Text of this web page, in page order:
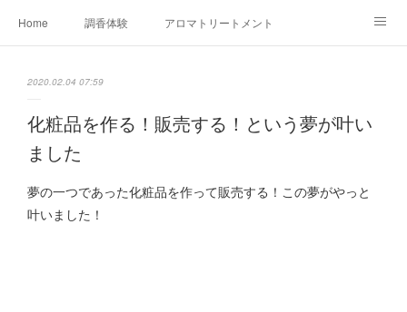
Home 調香体験 アロマトリートメントMenu
Ameblo
2020.02.04 07:59
化粧品を作る！販売する！という夢が叶い
ました
夢の一つであった化粧品を作って販売する！この夢がやっと
叶いました！